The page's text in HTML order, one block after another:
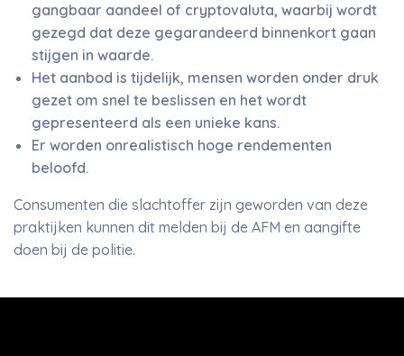
gangbaar aandeel of cryptovaluta, waarbij wordt
gezegd dat deze gegarandeerd binnenkort gaan
stijgen in waarde.
Het aanbod is tijdelijk, mensen worden onder druk
gezet om snel te beslissen en het wordt
gepresenteerd als een unieke kans.
Er worden onrealistisch hoge rendementen
beloofd.
Consumenten die slachtoffer zijn geworden van deze
praktijken kunnen dit melden bij de AFM en aangifte
doen bij de politie.